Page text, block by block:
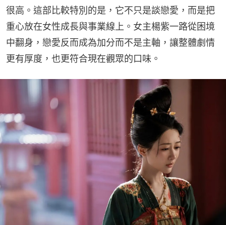
很高。這部比較特別的是，它不只是談戀愛，而是把
重心放在女性成長與事業線上。女主楊紫一路從困境
中翻身，戀愛反而成為加分而不是主軸，讓整體劇情
更有厚度，也更符合現在觀眾的口味。